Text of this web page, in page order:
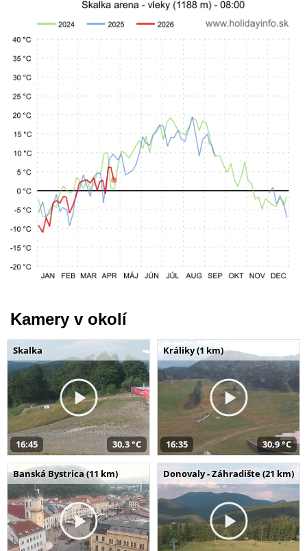
Kamery v okolí
Skalka
16:45 30,3 °C
Králiky (1 km)
16:35 30,9 °C
Banská Bystrica (11 km) Donovaly - Záhradište (21 km)